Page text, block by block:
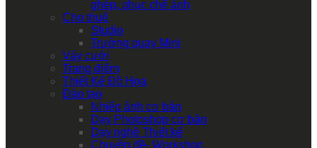
ghép, phục chế ảnh
Cho thuê
Studio
Trường quay Mini
Váy cưới
Trang điểm
Thiết Kế Đồ Họa
Đào tạo
Nhiếp ảnh cơ bản
Dạy Photoshop cơ bản
Dạy nghề Thiết kế
Chuyên đề- Workshop